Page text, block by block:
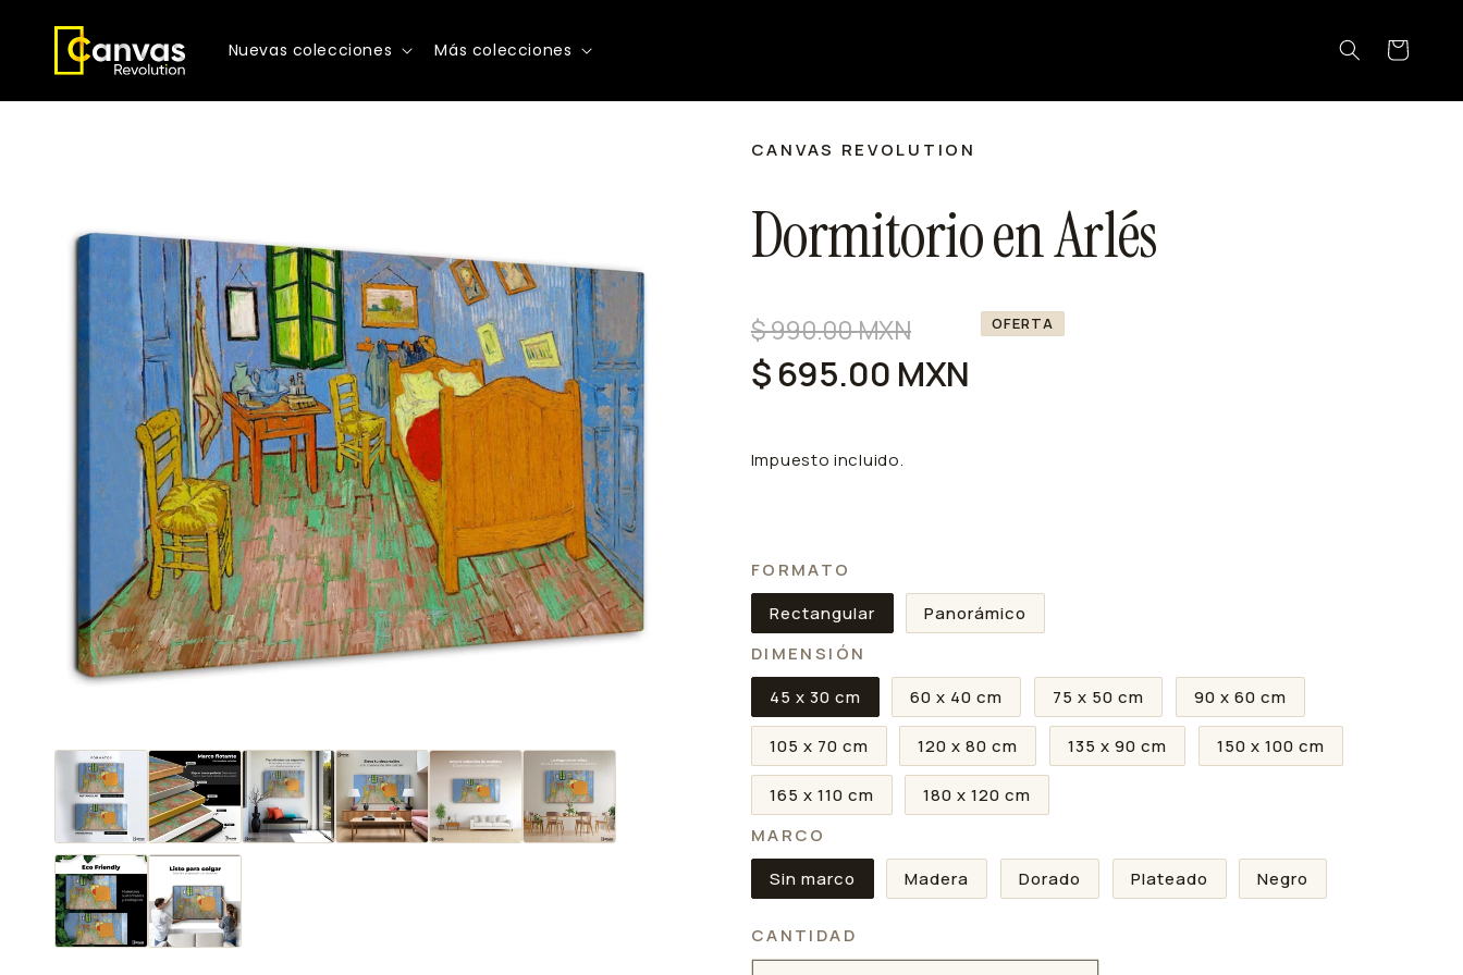
directamente
al contenido
Nuevas colecciones Más colecciones Carrito
CANVAS REVOLUTION
Dormitorio en Arlés
Precio
habitual
$ 990.00 MXN
Precio
de
oferta
$ 695.00 MXN
OFERTA
Impuesto incluido.
FORMATO
Rectangular
Panorámico
DIMENSIÓN
45 x 30 cm
60 x 40 cm 75 x 50 cm 90 x 60 cm
105 x 70 cm 120 x 80 cm 135 x 90 cm 150 x 100 cm
165 x 110 cm
180 x 120 cm
MARCO
Sin marco
Madera Dorado Plateado Negro
CANTIDAD